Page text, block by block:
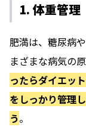
1. 体重管理
肥満は、糖尿病
まざまな病気の
ったらダイエッ
をしっかり管理
う。